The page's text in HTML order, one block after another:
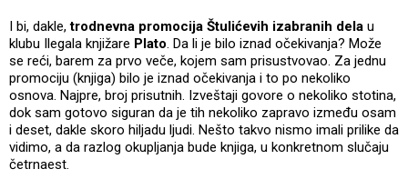
I bi, dakle,trodnevna promocija Štulićevih izabranih dela u
klubu Ilegala knjižare Plato. Da li je bilo iznad očekivanja? Može
se reći, barem za prvo veče, kojem sam prisustvovao. Za jednu
promociju (knjiga) bilo je iznad očekivanja i to po nekoliko
osnova. Najpre, broj prisutnih. Izveštaji govore o nekoliko stotina,
dok sam gotovo siguran da je tih nekoliko zapravo između osam
i deset, dakle skoro hiljadu ljudi. Nešto takvo nismo imali prilike da
vidimo, a da razlog okupljanja bude knjiga, u konkretnom slučaju
četrnaest.